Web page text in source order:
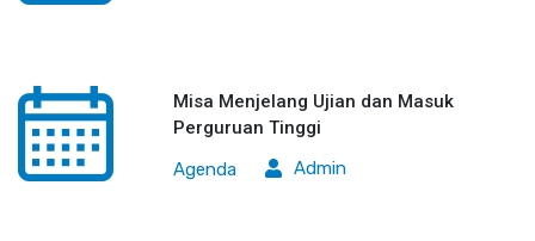
Misa Menjelang Ujian dan Masuk
Perguruan Tinggi
Agenda
Admin